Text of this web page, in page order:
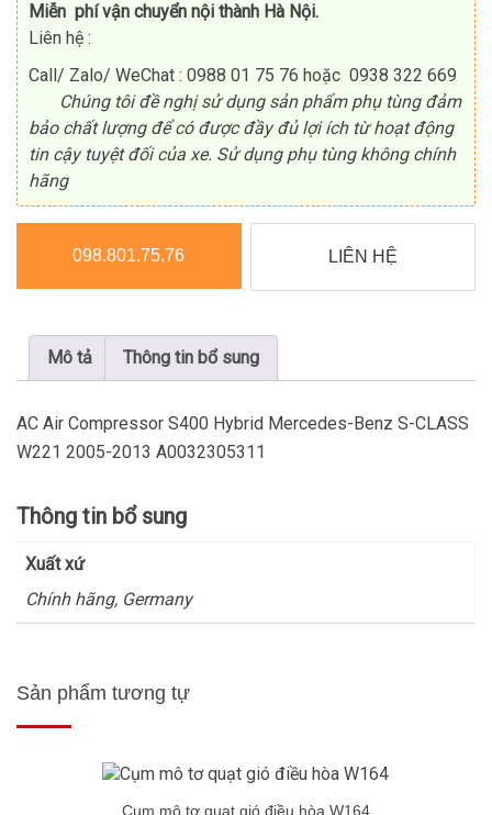
Miễn phí vận chuyển nội thành Hà Nội.
Liên hệ :
Call/ Zalo/ WeChat : 0988 01 75 76 hoặc 0938 322 669
Chúng tôi đề nghị sử dụng sản phẩm phụ tùng đảm
bảo chất lượng để có được đầy đủ lợi ích từ hoạt động
tin cậy tuyệt đối của xe. Sử dụng phụ tùng không chính
hãng
098.801.75.76 LIÊN HỆ
Mô tả Thông tin bổ sung
AC Air Compressor S400 Hybrid Mercedes-Benz S-CLASS
W221 2005-2013 A0032305311
Thông tin bổ sung
Xuất xứ
Chính hãng, Germany
Sản phẩm tương tự
Cụm mô tơ quạt gió điều hòa W164